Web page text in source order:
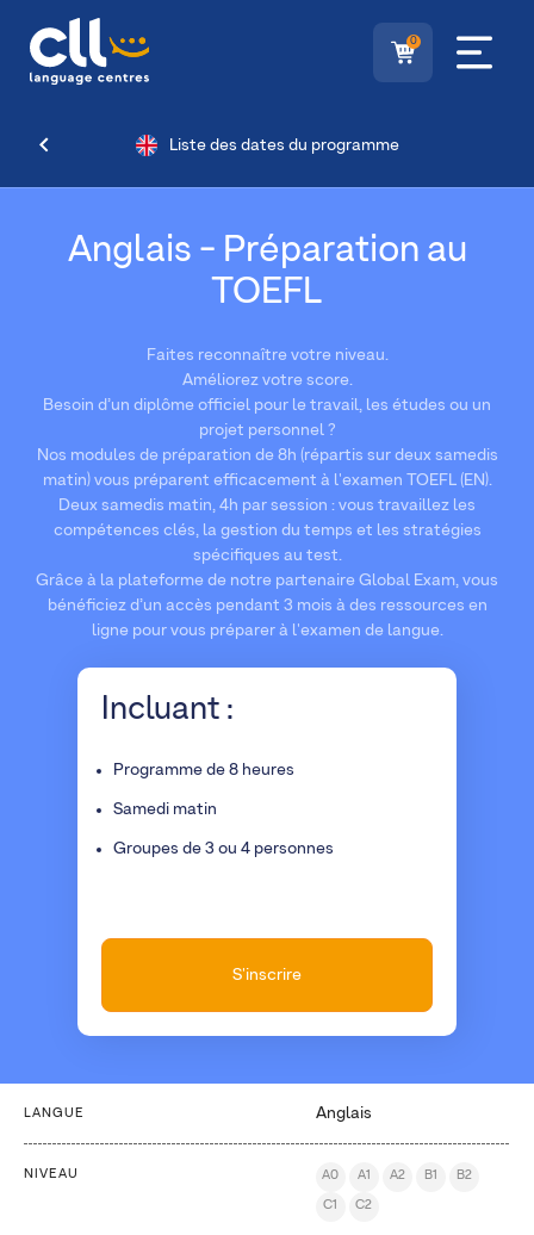
0
Liste des dates du programme
Anglais - Préparation au
TOEFL
Faites reconnaître votre niveau.
Améliorez votre score.
Besoin d’un diplôme officiel pour le travail, les études ou un
projet personnel ?
Nos modules de préparation de 8h (répartis sur deux samedis
matin) vous préparent efficacement à l'examen TOEFL (EN).
Deux samedis matin, 4h par session : vous travaillez les
compétences clés, la gestion du temps et les stratégies
spécifiques au test.
Grâce à la plateforme de notre partenaire Global Exam, vous
bénéficiez d’un accès pendant 3 mois à des ressources en
ligne pour vous préparer à l'examen de langue.
Incluant :
Programme de 8 heures
Samedi matin
Groupes de 3 ou 4 personnes
S'inscrire
LANGUE Anglais
NIVEAU A0 A1 A2 B1 B2
C1 C2